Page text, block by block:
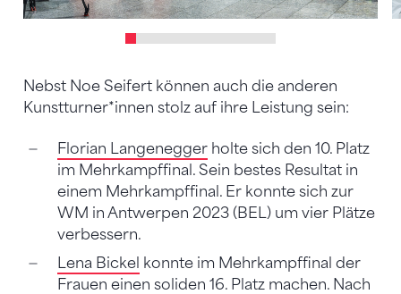
Nebst Noe Seifert können auch die anderen
Kunstturner*innen stolz auf ihre Leistung sein:
Florian Langeneggerholte sich den 10. Platz
im Mehrkampffinal. Sein bestes Resultat in
einem Mehrkampffinal. Er konnte sich zur
WM in Antwerpen 2023 (BEL) um vier Plätze
verbessern.
Lena Bickel konnte im Mehrkampffinal der
Frauen einen soliden 16. Platz machen. Nach